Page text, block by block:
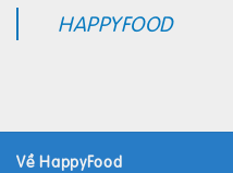
HAPPYFOOD
Về HappyFood